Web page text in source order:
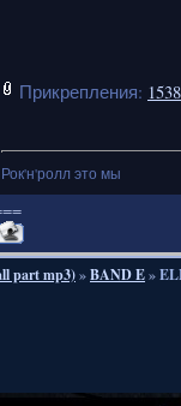
Прикрепления:
Рок'н'ролл это мы
part mp3)»BAND E»